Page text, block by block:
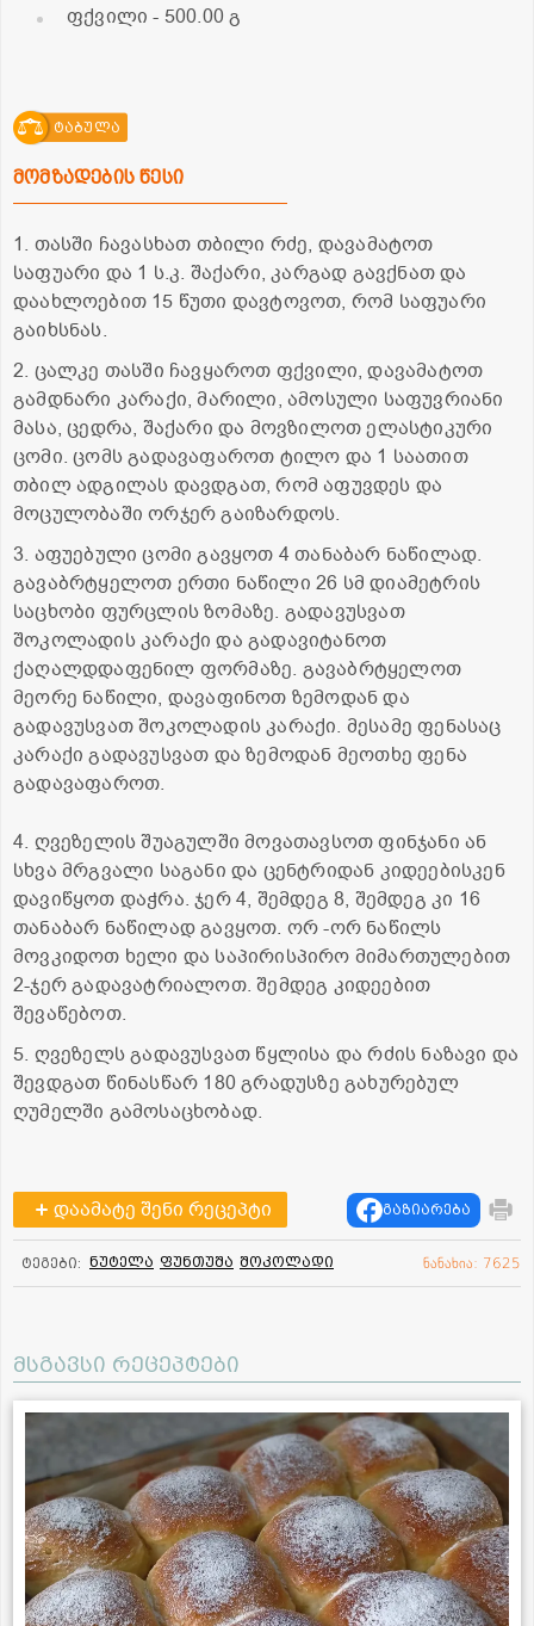
ფქვილი- 500.00 გ
ტაბულა
მომზადების წესი
1. თასში ჩავასხათ თბილი რძე, დავამატოთ
საფუარი და 1 ს.კ. შაქარი, კარგად გავქნათ და
დაახლოებით 15 წუთი დავტოვოთ, რომ საფუარი
გაიხსნას.
2. ცალკე თასში ჩავყაროთ ფქვილი, დავამატოთ
გამდნარი კარაქი, მარილი, ამოსული საფუვრიანი
მასა, ცედრა, შაქარი და მოვზილოთ ელასტიკური
ცომი. ცომს გადავაფაროთ ტილო და 1 საათით
თბილ ადგილას დავდგათ, რომ აფუვდეს და
მოცულობაში ორჯერ გაიზარდოს.
3. აფუებული ცომი გავყოთ 4 თანაბარ ნაწილად.
გავაბრტყელოთ ერთი ნაწილი 26 სმ დიამეტრის
საცხობი ფურცლის ზომაზე. გადავუსვათ
შოკოლადის კარაქი და გადავიტანოთ
ქაღალდდაფენილ ფორმაზე. გავაბრტყელოთ
მეორე ნაწილი, დავაფინოთ ზემოდან და
გადავუსვათ შოკოლადის კარაქი. მესამე ფენასაც
კარაქი გადავუსვათ და ზემოდან მეოთხე ფენა
გადავაფაროთ.
4. ღვეზელის შუაგულში მოვათავსოთ ფინჯანი ან
სხვა მრგვალი საგანი და ცენტრიდან კიდეებისკენ
დავიწყოთ დაჭრა. ჯერ 4, შემდეგ 8, შემდეგ კი 16
თანაბარ ნაწილად გავყოთ. ორ -ორ ნაწილს
მოვკიდოთ ხელი და საპირისპირო მიმართულებით
2-ჯერ გადავატრიალოთ. შემდეგ კიდეებით
შევაწებოთ.
5. ღვეზელს გადავუსვათ წყლისა და რძის ნაზავი და
შევდგათ წინასწარ 180 გრადუსზე გახურებულ
ღუმელში გამოსაცხობად.
დაამატე შენი რეცეპტი გაზიარება
ტეგები: ნუტელა ფუნთუშა შოკოლადი ნანახია: 7625
მსგავსი რეცეპტები